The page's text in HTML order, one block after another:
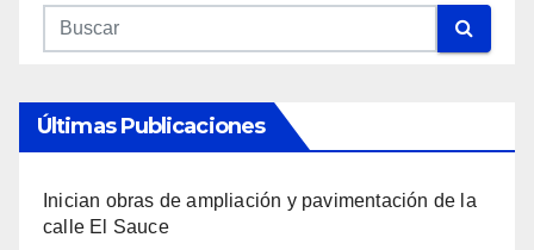
Últimas Publicaciones
Inician obras de ampliación y pavimentación de la
calle El Sauce